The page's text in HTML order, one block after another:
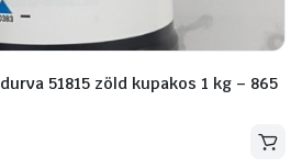
51815 zöld kupakos 1 kg – 865